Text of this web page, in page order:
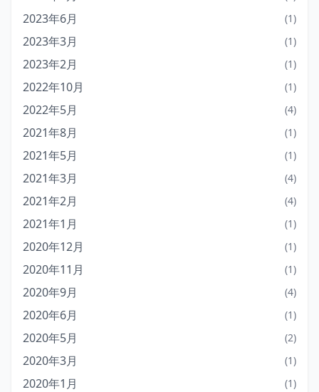
2023年6月 (1)
2023年3月 (1)
2023年2月 (1)
2022年10月 (1)
2022年5月 (4)
2021年8月 (1)
2021年5月 (1)
2021年3月 (4)
2021年2月 (4)
2021年1月 (1)
2020年12月 (1)
2020年11月 (1)
2020年9月 (4)
2020年6月 (1)
2020年5月 (2)
2020年3月 (1)
2020年1月 (1)